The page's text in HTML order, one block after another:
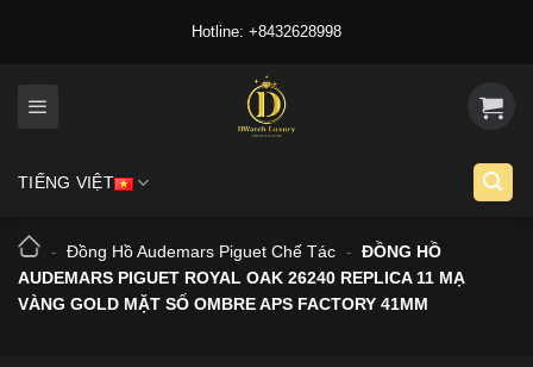
Hotline: +8432628998
TIẾNG VIỆT
- Đồng Hồ Audemars Piguet Chế Tác - ĐỒNG HỒ
AUDEMARS PIGUET ROYAL OAK 26240 REPLICA 11 MẠ
VÀNG GOLD MẶT SỐ OMBRE APS FACTORY 41MM